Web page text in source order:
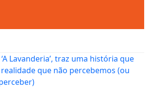
Lavanderia’, traz uma história que
que não percebemos (ou